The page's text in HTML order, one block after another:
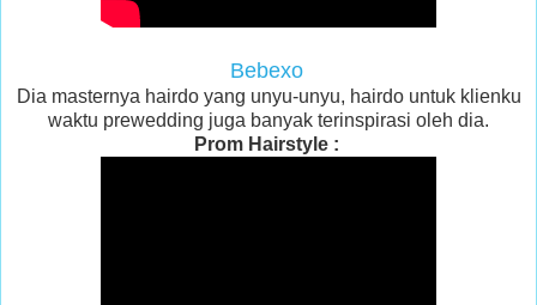
Bebexo
Dia masternya hairdo yang unyu-unyu, hairdo untuk klienku
waktu prewedding juga banyak terinspirasi oleh dia.
Prom Hairstyle :